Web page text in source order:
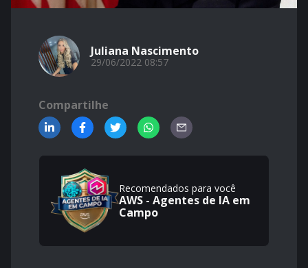
Juliana Nascimento
29/06/2022 08:57
Compartilhe
Recomendados para você
AWS - Agentes de IA em
Campo